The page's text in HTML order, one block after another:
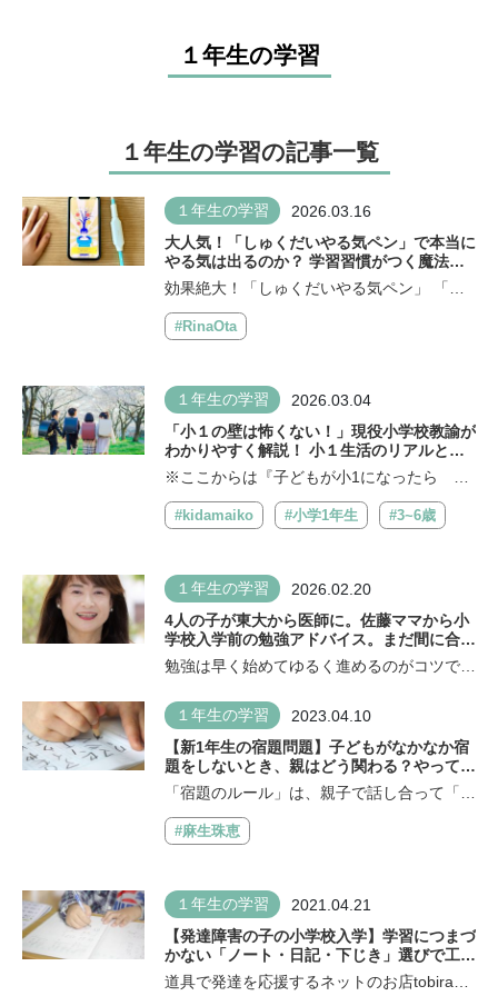
１年生の学習
１年生の学習の記事一覧
１年生の学習 2026.03.16
大人気！「しゅくだいやる気ペン」で本当に
やる気は出るのか？ 学習習慣がつく魔法の
ペンを新学期前に使ってみた
効果絶大！「しゅくだいやる気ペン」 「し
ゅくだいやる気ペン」と「大人のやる気ペ...
#RinaOta
１年生の学習 2026.03.04
「小１の壁は怖くない！」現役小学校教諭が
わかりやすく解説！ 小１生活のリアルと不
安解決法がこの一冊に
※ここからは『子どもが小1になったら 知
りたいことが全部のってる本』（主婦の友...
#kidamaiko
#小学1年生 #3~6歳
１年生の学習 2026.02.20
4人の子が東大から医師に。佐藤ママから小
学校入学前の勉強アドバイス。まだ間に合
う！「ちょっとだけ先取り学習」のすすめ
勉強は早く始めてゆるく進めるのがコツです
１年生の学習 2023.04.10
【新1年生の宿題問題】子どもがなかなか宿
題をしないとき、親はどう関わる？やっては
いけない5大行動とは
「宿題のルール」は、親子で話し合って「子
どもが決めること」が大事です どんなル...
#麻生珠恵
１年生の学習 2021.04.21
【発達障害の子の小学校入学】学習につまづ
かない「ノート・日記・下じき」選びで工夫
しよう！
道具で発達を応援するネットのお店tobiraco